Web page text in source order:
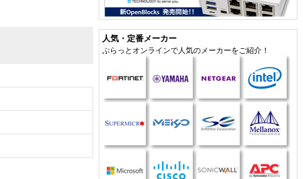
人気・定番メーカー
ぷらっとオンラインで人気のメーカーをご紹介！